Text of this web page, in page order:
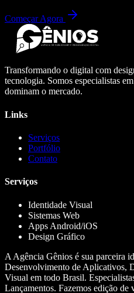
Começar Agora
Transformando o digital com
tecnologia. Somos especialistas
dominam o mercado.
Links
Serviços
Portfólio
Contato
Serviços
Identidade Visual
Sistemas Web
Apps Android/iOS
Design Gráfico
A Agência Gênios é sua parceira
Desenvolvimento de Aplicativos,
Visual em todo Brasil.
Lançamentos. Fazemos edição